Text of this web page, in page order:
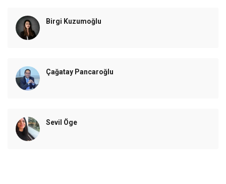
Birgi Kuzumoğlu
Çağatay Pancaroğlu
Sevil Öge